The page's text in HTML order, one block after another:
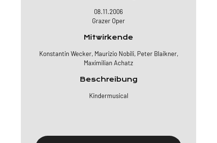
08.11.2006
Grazer Oper
Mitwirkende
Konstantin Wecker, Maurizio Nobili, Peter Blaikner,
Maximilian Achatz
Beschreibung
Kindermusical